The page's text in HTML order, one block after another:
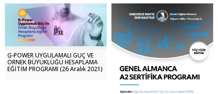
G-POWER UYGULAMALI GÜÇ VE
ÖRNEK BÜYÜKLÜĞÜ HESAPLAMA
EĞİTİM PROGRAMI (26 Aralık 2021)